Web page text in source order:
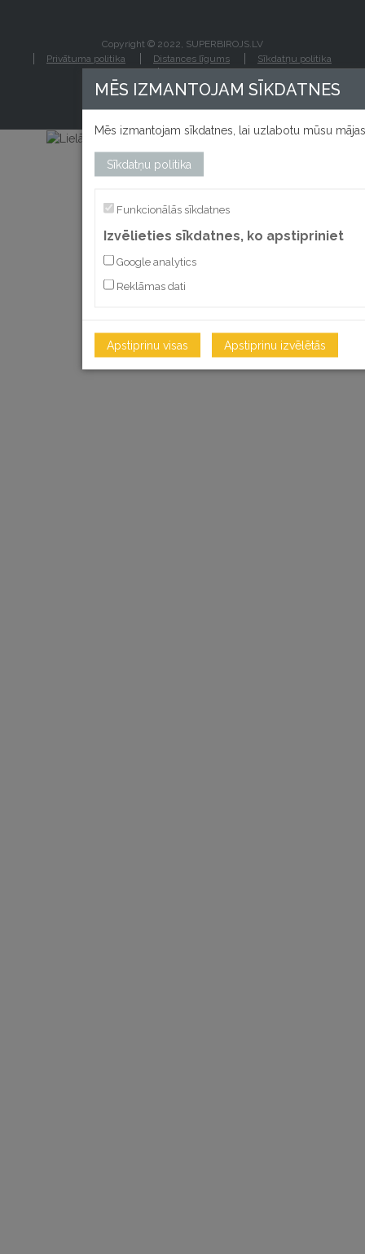
Copyright © 2022, SUPERBIROJS.LV
Privātuma politika
Distances līgums
Sīkdatņu politika
MĒS IZMANTOJAM SĪKDATNES
Mēs izmantojam sīkdatnes, lai uzlabotu mūsu
Sīkdatņu politika
Funkcionālās sīkdatnes
Izvēlieties sīkdatnes, ko apstipriniet
Google analytics
Reklāmas dati
Apstiprinu visas Apstiprinu izvēlētās